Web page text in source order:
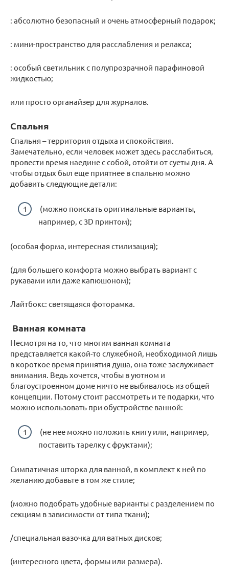
: абсолютно безопасный и очень атмосферный подарок;
: мини-пространство для расслабления и релакса;
: особый светильник с полупрозрачной парафиновой
жидкостью;
или просто органайзер для журналов.
Спальня
Спальня – территория отдыха и спокойствия.
Замечательно, если человек может здесь расслабиться,
провести время наедине с собой, отойти от суеты дня. А
чтобы отдых был еще приятнее в спальню можно
добавить следующие детали:
(можно поискать оригинальные варианты,
например, с 3D принтом);
(особая форма, интересная стилизация);
(для большего комфорта можно выбрать вариант с
рукавами или даже капюшоном);
Лайтбокс: светящаяся фоторамка.
Ванная комната
Несмотря на то, что многим ванная комната
представляется какой-то служебной, необходимой лишь
в короткое время принятия душа, она тоже заслуживает
внимания. Ведь хочется, чтобы в уютном и
благоустроенном доме ничто не выбивалось из общей
концепции. Потому стоит рассмотреть и те подарки, что
можно использовать при обустройстве ванной:
(не нее можно положить книгу или, например,
поставить тарелку с фруктами);
Симпатичная шторка для ванной, в комплект к ней по
желанию добавьте в том же стиле;
(можно подобрать удобные варианты с разделением по
секциям в зависимости от типа ткани);
/специальная вазочка для ватных дисков;
(интересного цвета, формы или размера).